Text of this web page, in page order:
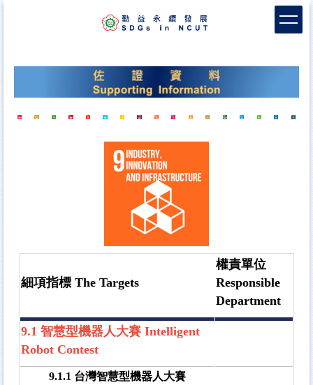
內
區
細項指標 The Targets
權責單位
Responsible
Department
9.1 智慧型機器人大賽 Intelligent
Robot Contest
9.1.1 台灣智慧型機器人大賽